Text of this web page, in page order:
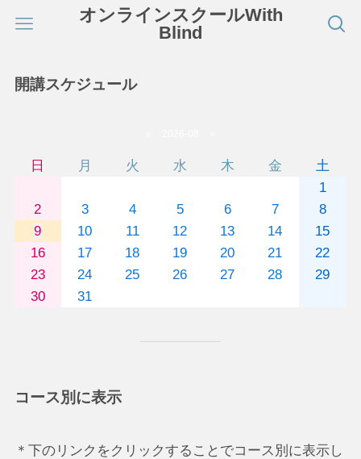
オンラインスクールWith
Blind
開講スケジュール
日 月 火 水 木 金
土
1
2
3 4 5 6 7
8
9
10 11 12 13 14
15
16
17 18 19 20 21
22
23
24 25 26 27 28
29
30
31
コース別に表示
＊下のリンクをクリックすることでコース別に表示し